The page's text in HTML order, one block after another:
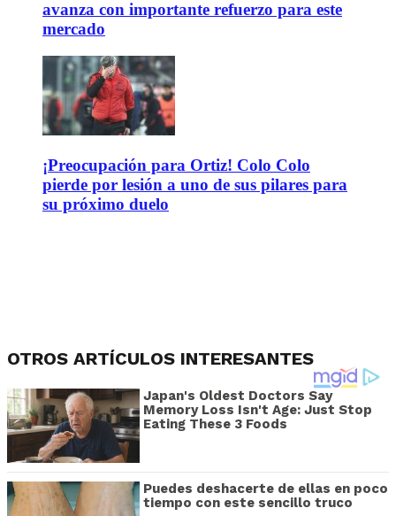
avanza con importante refuerzo para este
mercado
¡Preocupación para Ortiz! Colo Colo
pierde por lesión a uno de sus pilares para
su próximo duelo
OTROS ARTÍCULOS INTERESANTES
Japan's Oldest Doctors Say
Memory Loss Isn't Age: Just Stop
Eating These 3 Foods
Puedes deshacerte de ellas en poco
tiempo con este sencillo truco